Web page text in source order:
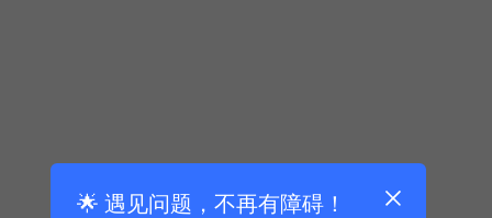
🌟 遇见问题，不再有障碍！